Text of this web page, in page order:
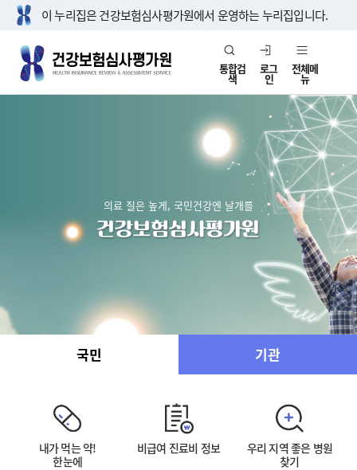
이 누리집은 건강보험심사평가원에서 운영하는 누리집입니다.
통합검
색
로그
인
전체메
뉴
의료 질은 높게, 국민건강엔 날개를
국민 기관
내가 먹는 약!
한눈에
비급여 진료비 정보
우리 지역 좋은 병원
찾기